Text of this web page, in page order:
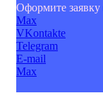
Оформите заявку
Max
VKontakte
Telegram
E-mail
Max